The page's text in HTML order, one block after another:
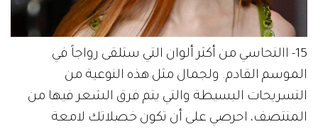
15- االنحاسي من أكثر ألوان التي ستلقى رواجاً في
الموسم القادم. ولجمال مثل هذه النوعية من
التسريحات البسيطة والتي يتم فرق الشعر فيها من
المنتصف، احرصي على أن تكون خصلاتك لامعة